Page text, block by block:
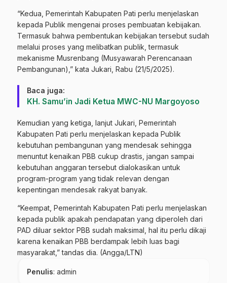
“Kedua, Pemerintah Kabupaten Pati perlu menjelaskan
kepada Publik mengenai proses pembuatan kebijakan.
Termasuk bahwa pembentukan kebijakan tersebut sudah
melalui proses yang melibatkan publik, termasuk
mekanisme Musrenbang (Musyawarah Perencanaan
Pembangunan),” kata Jukari, Rabu (21/5/2025).
Baca juga:
KH. Samu’in Jadi Ketua MWC-NU Margoyoso
Kemudian yang ketiga, lanjut Jukari, Pemerintah
Kabupaten Pati perlu menjelaskan kepada Publik
kebutuhan pembangunan yang mendesak sehingga
menuntut kenaikan PBB cukup drastis, jangan sampai
kebutuhan anggaran tersebut dialokasikan untuk
program-program yang tidak relevan dengan
kepentingan mendesak rakyat banyak.
“Keempat, Pemerintah Kabupaten Pati perlu menjelaskan
kepada publik apakah pendapatan yang diperoleh dari
PAD diluar sektor PBB sudah maksimal, hal itu perlu dikaji
karena kenaikan PBB berdampak lebih luas bagi
masyarakat,” tandas dia. (Angga/LTN)
Penulis: admin